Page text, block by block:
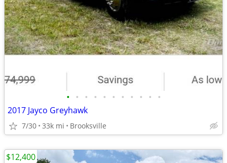
• • • • • • • • • • •
2017 Jayco Greyhawk
7/30 33k mi Brooksville
$12,400